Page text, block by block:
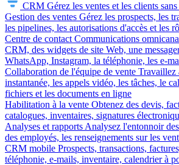
CRM Gérez les ventes et les clients
Gestion des ventes Gérez les prospects, les
les pipelines, les autorisations d'accès et les
Centre de contact Communications
CRM, des widgets de site Web, une
WhatsApp, Instagram, la téléphonie, les e-
Collaboration de l'équipe de vente Travaillez
instantanée, les appels vidéo, les tâches, le
fichiers et les documents en ligne
Habilitation à la vente Obtenez des devis,
catalogues, inventaires, signatures
Analyses et rapports Analysez l'entonnoir
des employés, les renseignements sur les
CRM mobile Prospects, transactions,
téléphonie, e-mails, inventaire, calendrier à